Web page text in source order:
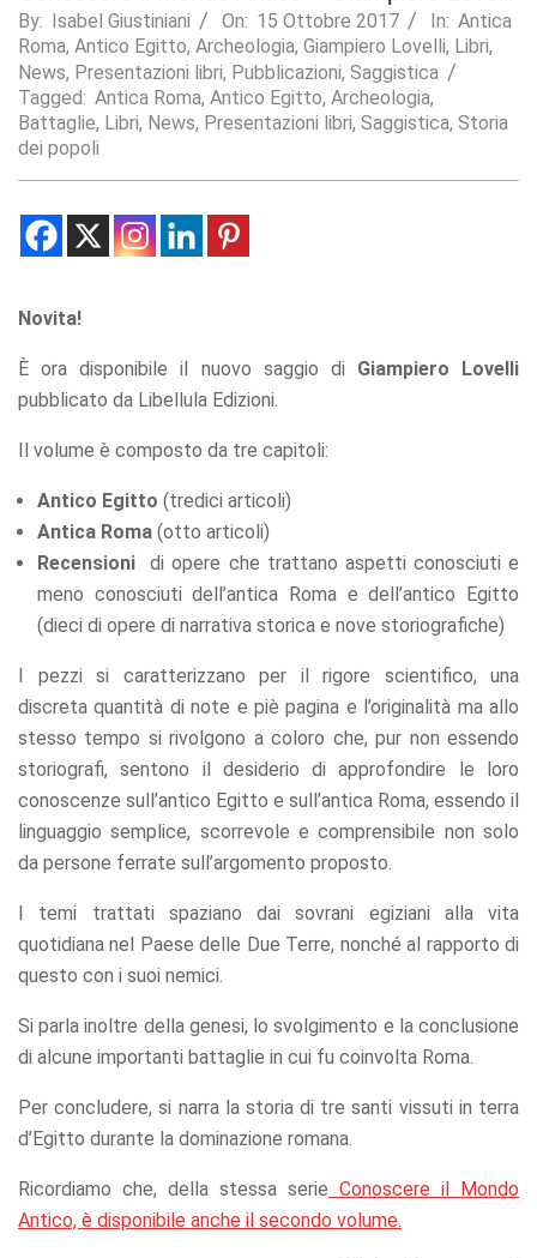
By: Isabel Giustiniani On: 15 Ottobre 2017 In: Antica
Roma, Antico Egitto, Archeologia, Giampiero Lovelli, Libri,
News, Presentazioni libri, Pubblicazioni, Saggistica
Tagged: Antica Roma, Antico Egitto, Archeologia,
Battaglie, Libri, News, Presentazioni libri, Saggistica, Storia
dei popoli
Novita!
È ora disponibile il nuovo saggio di Giampiero Lovelli
pubblicato da Libellula Edizioni.
Il volume è composto da tre capitoli:
Antico Egitto (tredici articoli)
Antica Roma (otto articoli)
Recensioni di opere che trattano aspetti conosciuti e
meno conosciuti dell’antica Roma e dell’antico Egitto
(dieci di opere di narrativa storica e nove storiografiche)
I pezzi si caratterizzano per il rigore scientifico, una
discreta quantità di note e piè pagina e l’originalità ma allo
stesso tempo si rivolgono a coloro che, pur non essendo
storiografi, sentono il desiderio di approfondire le loro
conoscenze sull’antico Egitto e sull’antica Roma, essendo il
linguaggio semplice, scorrevole e comprensibile non solo
da persone ferrate sull’argomento proposto.
I temi trattati spaziano dai sovrani egiziani alla vita
quotidiana nel Paese delle Due Terre, nonché al rapporto di
questo con i suoi nemici.
Si parla inoltre della genesi, lo svolgimento e la conclusione
di alcune importanti battaglie in cui fu coinvolta Roma.
Per concludere, si narra la storia di tre santi vissuti in terra
d’Egitto durante la dominazione romana.
Ricordiamo che, della stessa serie Conoscere il Mondo
Antico, è disponibile anche il secondo volume.
Statistics
In order for
us to
improve the
website's
functionality
based on
how the
Experience
In order for
to perform
as well as
during your
visit. If you
refuse these
cookies,
some
functionality
will
disappear
from the
website.
Marketing
your
interests
behavior as
site, you
increase the
seeing
content and